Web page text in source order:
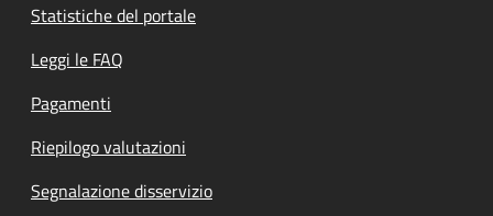
Statistiche del portale
Leggi le FAQ
Pagamenti
Riepilogo valutazioni
Segnalazione disservizio